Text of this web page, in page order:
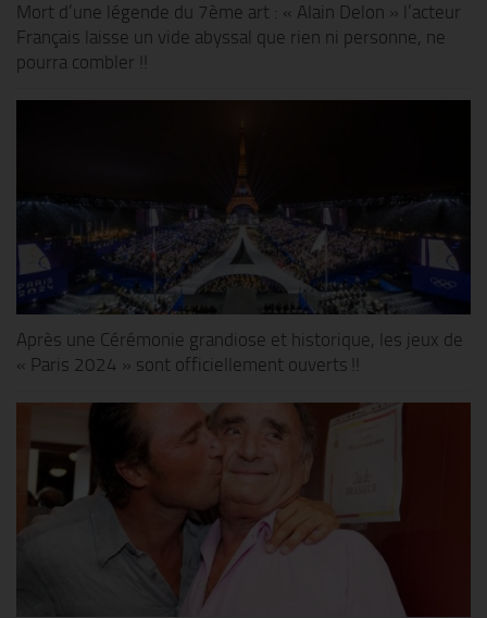
Mort d’une légende du 7ème art : « Alain Delon » l’acteur
Français laisse un vide abyssal que rien ni personne, ne
pourra combler !!
Après une Cérémonie grandiose et historique, les jeux de
« Paris 2024 » sont officiellement ouverts !!